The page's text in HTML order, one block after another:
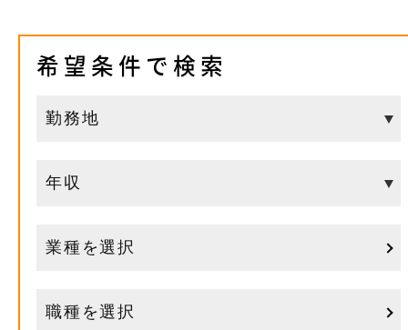
希望条件で検索
業種を選択
職種を選択